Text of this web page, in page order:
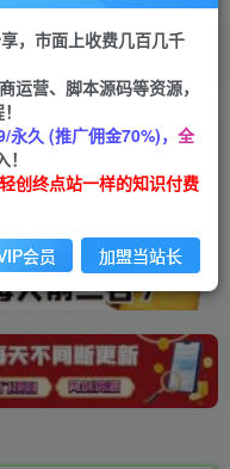
APP下载
Down
，市面上收费几百几千
运营、脚本源码等资源，
永久 (推广佣金70%)， 全
创终点站一样的知识付费
会员 加盟当站长